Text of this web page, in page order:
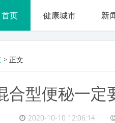
首页 健康城市 新
> 正文
合型便秘一定
2020-10-10 12:06:14